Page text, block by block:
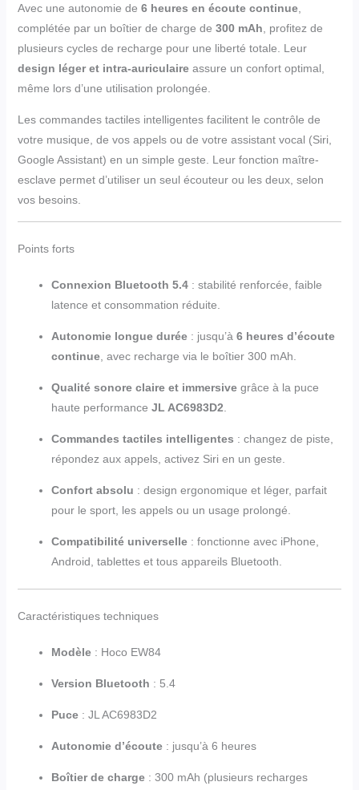
Avec une autonomie de 6 heures en écoute continue,
complétée par un boîtier de charge de 300 mAh, profitez de
plusieurs cycles de recharge pour une liberté totale. Leur
design léger et intra-auriculaireassure un confort optimal,
même lors d’une utilisation prolongée.
Les commandes tactiles intelligentes facilitent le contrôle de
votre musique, de vos appels ou de votre assistant vocal (Siri,
Google Assistant) en un simple geste. Leur fonction maître-
esclave permet d’utiliser un seul écouteur ou les deux, selon
vos besoins.
Points forts
Connexion Bluetooth 5.4: stabilité renforcée, faible
latence et consommation réduite.
Autonomie longue durée: jusqu’à 6 heures d’écoute
continue, avec recharge via le boîtier 300 mAh.
Qualité sonore claire et immersivegrâce à la puce
haute performance JL AC6983D2.
Commandes tactiles intelligentes : changez de piste,
répondez aux appels, activez Siri en un geste.
Confort absolu : design ergonomique et léger, parfait
pour le sport, les appels ou un usage prolongé.
Compatibilité universelle: fonctionne avec iPhone,
Android, tablettes et tous appareils Bluetooth.
Caractéristiques techniques
Modèle: Hoco EW84
Version Bluetooth : 5.4
Puce: JL AC6983D2
Autonomie d’écoute: jusqu’à 6 heures
Boîtier de charge: 300 mAh (plusieurs recharges